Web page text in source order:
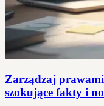
Zarządzaj
szokujące fakty i